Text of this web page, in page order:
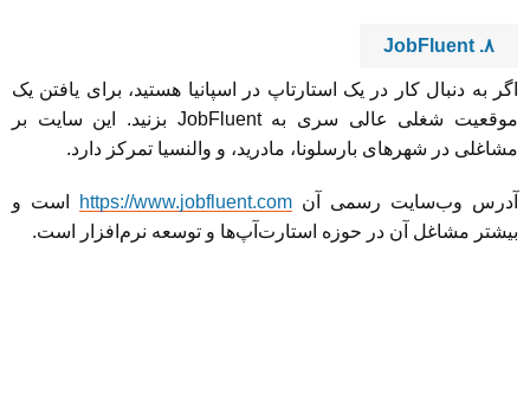
۸. JobFluent
اگر به دنبال کار در یک استارتاپ در اسپانیا هستید، برای یافتن یک
موقعیت شغلی عالی سری به JobFluent بزنید. این سایت بر
مشاغلی در شهرهای بارسلونا، مادرید، و والنسیا تمرکز دارد.
آدرس وب‌سایت رسمی آن https://www.jobfluent.com
است و
بیشتر مشاغل آن در حوزه استارت‌آپ‌ها و توسعه نرم‌افزار است.